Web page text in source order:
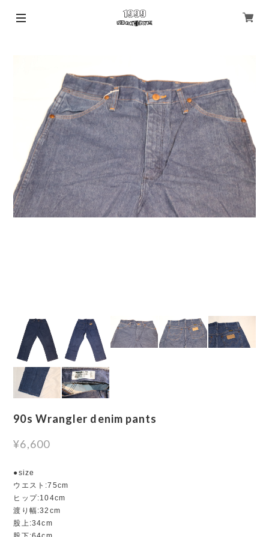
90s Wrangler denim pants
¥6,600
●size
ウエスト:75cm
ヒップ:104cm
渡り幅:32cm
股上:34cm